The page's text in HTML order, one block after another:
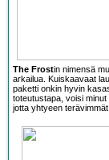
The Frostin nimensä
arkailua. Kuiskaavaat
paketti onkin hyvin
toteutustapa, voisi
jotta yhtyeen